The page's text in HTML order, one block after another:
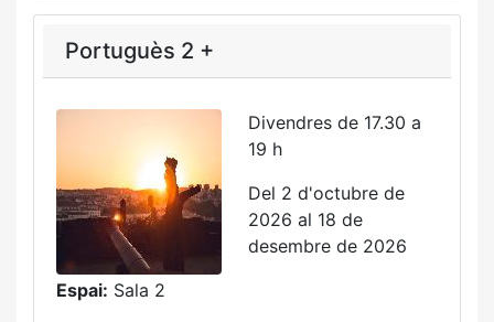
Portuguès 2 +
Divendres de 17.30 a
19 h
Del 2 d'octubre de
2026 al 18 de
desembre de 2026
Espai: Sala 2